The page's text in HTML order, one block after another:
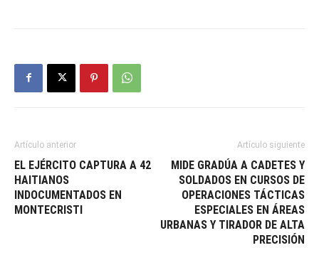
Artículo anterior
EL EJÉRCITO CAPTURA A 42
HAITIANOS
INDOCUMENTADOS EN
MONTECRISTI
Artículo siguiente
MIDE GRADÚA A CADETES Y
SOLDADOS EN CURSOS DE
OPERACIONES TÁCTICAS
ESPECIALES EN ÁREAS
URBANAS Y TIRADOR DE ALTA
PRECISIÓN